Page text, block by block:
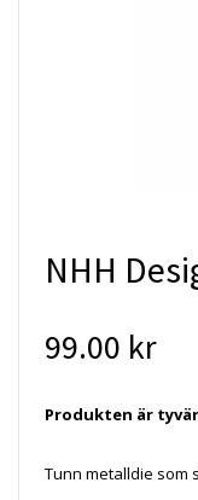
NHH
99.00 kr
Produkten är
Tunn metalldie som